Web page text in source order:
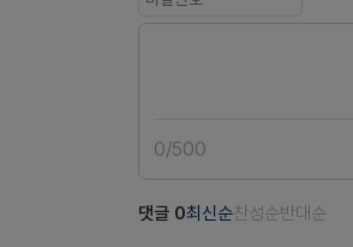
0/500
댓글 0최신순찬성순반대순